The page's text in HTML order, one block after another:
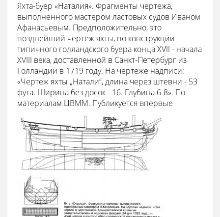
Яхта-буер «Наталия». Фрагменты чертежа,
выполненного мастером ластовых судов Иваном
Афанасьевым. Предположительно, это
позднейший чертеж яхты, по конструкции -
типичного голландского буера конца XVII - начала
XVIII века, доставленной в Санкт-Петербург из
Голландии в 1719 году. На чертеже надписи:
«Чертеж яхты „Натали“, длина через штевни - 53
фута. Ширина без досок - 16. Глубина 6-8». По
материалам ЦВММ. Публикуется впервые